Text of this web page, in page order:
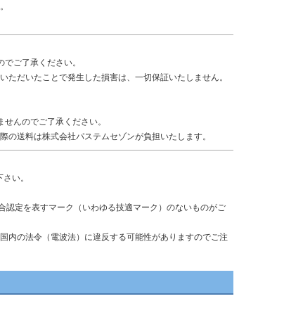
ご了承ください。
ただいたことで発生した損害は、一切保証いたしません。
んのでご了承ください。
送料は株式会社パステムセゾンが負担いたします。
い。
認定を表すマーク（いわゆる技適マーク）のないものがご
内の法令（電波法）に違反する可能性がありますのでご注